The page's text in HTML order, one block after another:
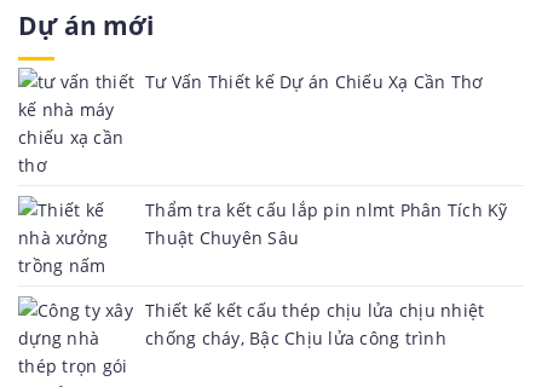
Dự án mới
Tư Vấn Thiết kế Dự án Chiếu Xạ Cần Thơ
Thẩm tra kết cấu lắp pin nlmt Phân Tích Kỹ
Thuật Chuyên Sâu
Thiết kế kết cấu thép chịu lửa chịu nhiệt
chống cháy, Bậc Chịu lửa công trình